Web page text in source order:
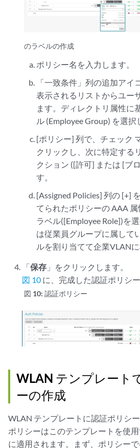
のラベルの作成
ポリシー名を入力します。
「一致条件」列の追加アイ
表示されるリストからユー
ます。ディレクトリ属性に
ル (Employee Group) を選択
[ポリシー] 列で、チェック
クリックし、次に特定する
クション ([許可] または [ブ
す。
[Assigned Policies] 列の [+]
てられたポリシーの AAA
ラベル([Employee Role])を
は従業員グループに属して
ルを割り当てて企業VLAN
「保存 」をクリックします。
図 10 に、完成した認証ポリシ
図 10:認証ポリシー
WLAN テンプレート
ーの作成
WLAN テンプレートに認証ポリシ
ポリシーはこのテンプレートを使
に適用されます。まず、ポリシー